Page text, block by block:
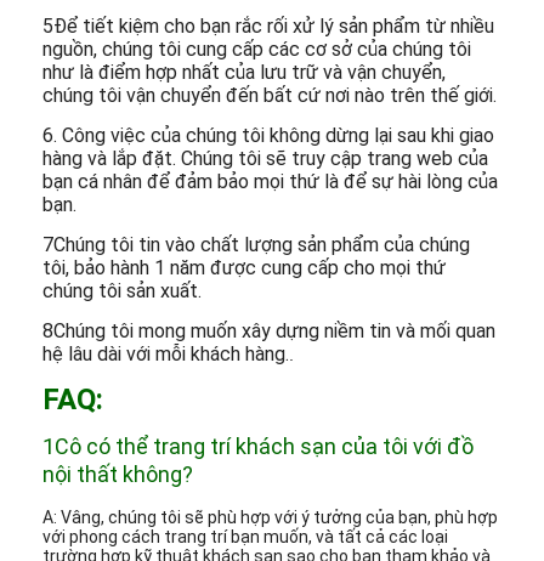
5Để tiết kiệm cho bạn rắc rối xử lý sản phẩm từ nhiều
nguồn, chúng tôi cung cấp các cơ sở của chúng tôi
như là điểm hợp nhất của lưu trữ và vận chuyển,
chúng tôi vận chuyển đến bất cứ nơi nào trên thế giới.
6. Công việc của chúng tôi không dừng lại sau khi giao
hàng và lắp đặt. Chúng tôi sẽ truy cập trang web của
bạn cá nhân để đảm bảo mọi thứ là để sự hài lòng của
bạn.
7Chúng tôi tin vào chất lượng sản phẩm của chúng
tôi, bảo hành 1 năm được cung cấp cho mọi thứ
chúng tôi sản xuất.
8Chúng tôi mong muốn xây dựng niềm tin và mối quan
hệ lâu dài với mỗi khách hàng.
FAQ:
1Cô có thể trang trí khách sạn của tôi với đồ
nội thất không?
A: Vâng, chúng tôi sẽ phù hợp với ý tưởng của bạn, phù hợp
với phong cách trang trí bạn muốn, và tất cả các loại
trường hợp kỹ thuật khách sạn sao cho bạn tham khảo và